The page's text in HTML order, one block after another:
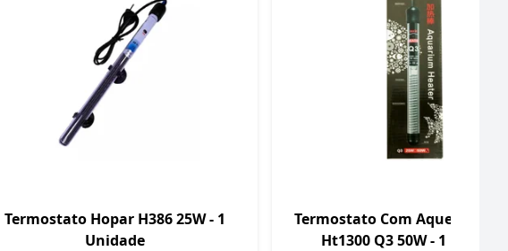
Termostato Hopar H386 25W - 1
Unidade
Termostato Com Aquecedor
Ht1300 Q3 50W - 1